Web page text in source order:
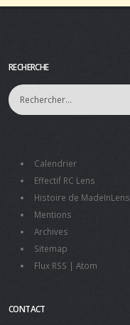
RECHERCHE
Calendrier
Effectif RC Lens
Histoire de MadeInLens
Mentions
Archives
Sitemap
Flux RSS | Atom
CONTACT